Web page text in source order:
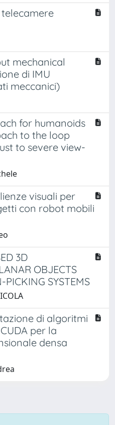
mechanical
di IMU
meccanici)
for humanoids
to the loop
to severe view-
visuali per
con robot mobili
3D
OBJECTS
SYSTEMS
di algoritmi
per la
densa